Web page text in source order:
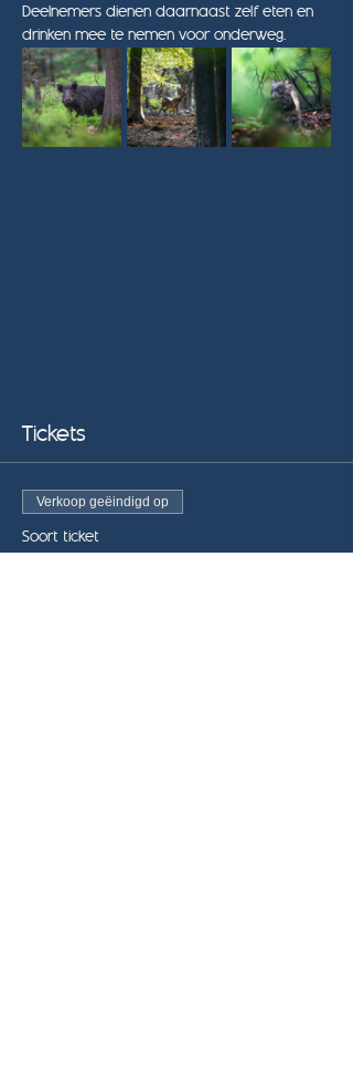
Deelnemers dienen daarnaast zelf eten en
drinken mee te nemen voor onderweg.
Tickets
Verkoop geëindigd op
Soort ticket